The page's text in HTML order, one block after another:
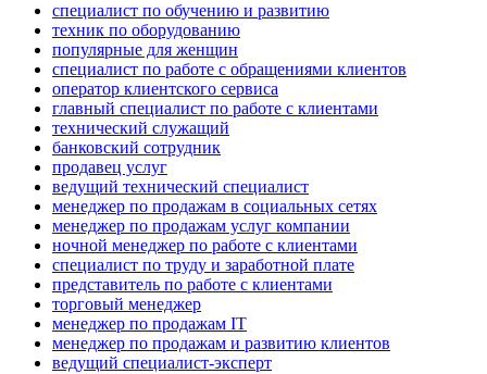
специалист по обучению и развитию
техник по оборудованию
популярные для женщин
специалист по работе с обращениями клиентов
оператор клиентского сервиса
главный специалист по работе с клиентами
технический служащий
банковский сотрудник
продавец услуг
ведущий технический специалист
менеджер по продажам в социальных сетях
менеджер по продажам услуг компании
ночной менеджер по работе с клиентами
специалист по труду и заработной плате
представитель по работе с клиентами
торговый менеджер
менеджер по продажам IT
менеджер по продажам и развитию клиентов
ведущий специалист-эксперт